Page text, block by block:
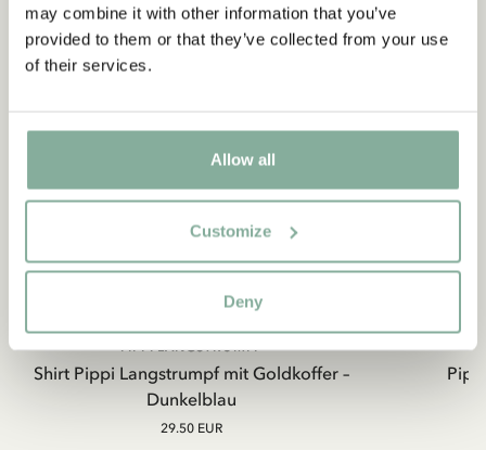
may combine it with other information that you’ve
provided to them or that they’ve collected from your use
of their services.
Allow all
Customize
Deny
Shirt Pippi Langstrumpf mit Goldkoffer –
Dunkelblau
29.50 EUR